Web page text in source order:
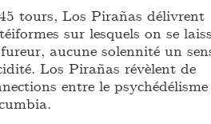
tours, Los Pirañas délivrent
sur lesquels on se
aucune solennité un
Los Pirañas révèlent de
entre le psychédélisme